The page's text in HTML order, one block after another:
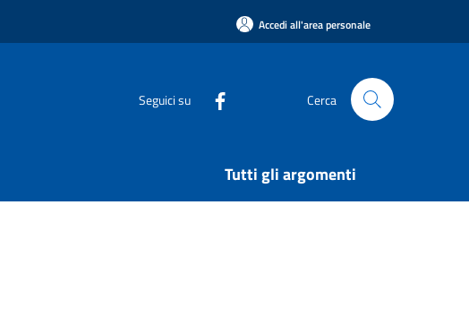
Accedi all'area personale
Seguici su Cerca
Tutti gli argomenti